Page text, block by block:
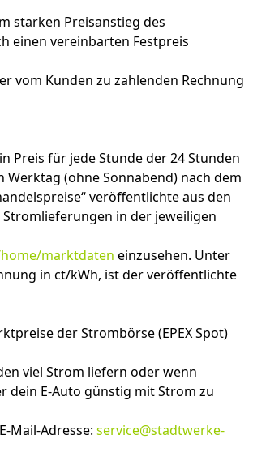
starken Preisanstieg des
einen vereinbarten Festpreis
vom Kunden zu zahlenden Rechnung
Preis für jede Stunde der 24 Stunden
(ohne Sonnabend) nach dem
veröffentlichte aus den
in der jeweiligen
marktdaten einzusehen. Unter
in ct/kWh, ist der veröffentlichte
der Strombörse (EPEX Spot)
viel Strom liefern oder wenn
dein E-Auto günstig mit Strom zu
Mail-Adresse: service@stadtwerke-